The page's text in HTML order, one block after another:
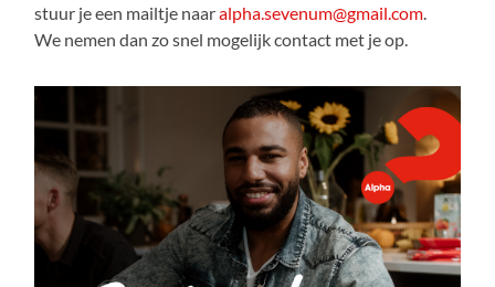
stuur je een mailtje naaralpha.sevenum@gmail.com
We nemen dan zo snel mogelijk contact met je op.